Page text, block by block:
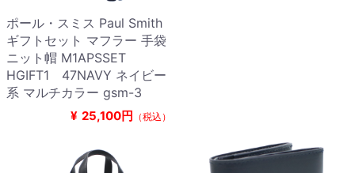
ポール・スミス Paul Smith
ギフトセット マフラー 手袋
ニット帽 M1APSSET
HGIFT1 47NAVY ネイビー
系 マルチカラー gsm-3
¥ 25,100円 （税込）